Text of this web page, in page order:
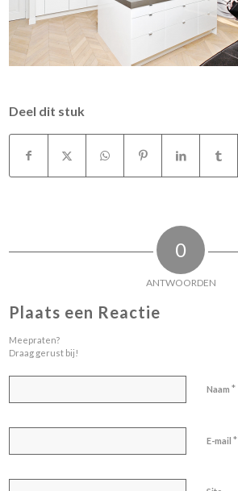
Deel dit stuk
0
ANTWOORDEN
Plaats een Reactie
Meepraten?
Draag gerust bij!
Naam*
E-mail*